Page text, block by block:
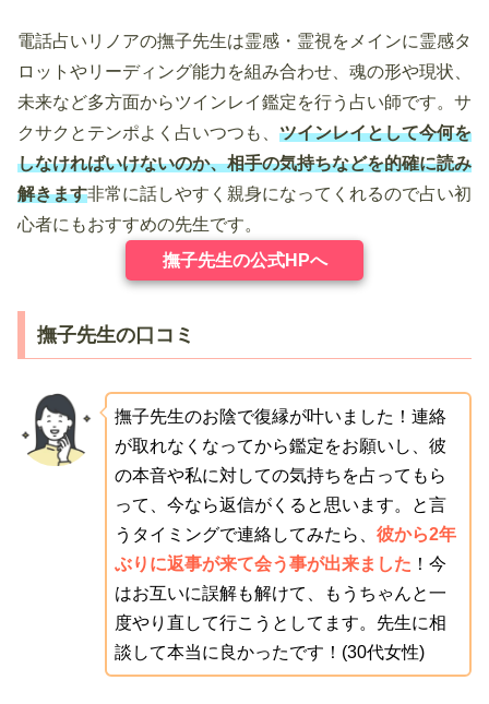
電話占いリノアの撫子先生は霊感・霊視をメインに霊感タ
ロットやリーディング能力を組み合わせ、魂の形や現状、
未来など多方面からツインレイ鑑定を行う占い師です。サ
クサクとテンポよく占いつつも、 ツインレイとして今何を
しなければいけないのか、相手の気持ちなどを的確に読み
解きます非常に話しやすく親身になってくれるので占い初
心者にもおすすめの先生です。
撫子先生の公式HPへ
撫子先生の口コミ
撫子先生のお陰で復縁が叶いました！連絡
が取れなくなってから鑑定をお願いし、彼
の本音や私に対しての気持ちを占ってもら
って、今なら返信がくると思います。と言
うタイミングで連絡してみたら、 彼から2年
ぶりに返事が来て会う事が出来ました ！今
はお互いに誤解も解けて、もうちゃんと一
度やり直して行こうとしてます。先生に相
談して本当に良かったです！(30代女性)